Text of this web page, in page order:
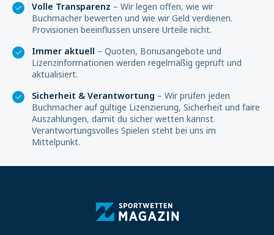
Volle Transparenz – Wir legen offen, wie wir
Buchmacher bewerten und wie wir Geld verdienen.
Provisionen beeinflussen unsere Urteile nicht.
Immer aktuell – Quoten, Bonusangebote und
Lizenzinformationen werden regelmäßig geprüft und
aktualisiert.
Sicherheit & Verantwortung – Wir prüfen jeden
Buchmacher auf gültige Lizenzierung, Sicherheit und faire
Auszahlungen, damit du sicher wetten kannst.
Verantwortungsvolles Spielen steht bei uns im
Mittelpunkt.